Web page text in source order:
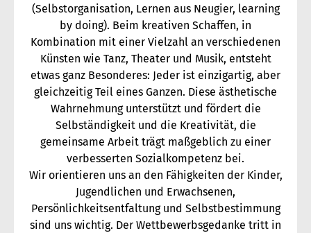
(Selbstorganisation, Lernen aus Neugier, learning
by doing). Beim kreativen Schaffen, in
Kombination mit einer Vielzahl an verschiedenen
Künsten wie Tanz, Theater und Musik, entsteht
etwas ganz Besonderes: Jeder ist einzigartig, aber
gleichzeitig Teil eines Ganzen. Diese ästhetische
Wahrnehmung unterstützt und fördert die
Selbständigkeit und die Kreativität, die
gemeinsame Arbeit trägt maßgeblich zu einer
verbesserten Sozialkompetenz bei.
Wir orientieren uns an den Fähigkeiten der Kinder,
Jugendlichen und Erwachsenen,
Persönlichkeitsentfaltung und Selbstbestimmung
sind uns wichtig. Der Wettbewerbsgedanke tritt in